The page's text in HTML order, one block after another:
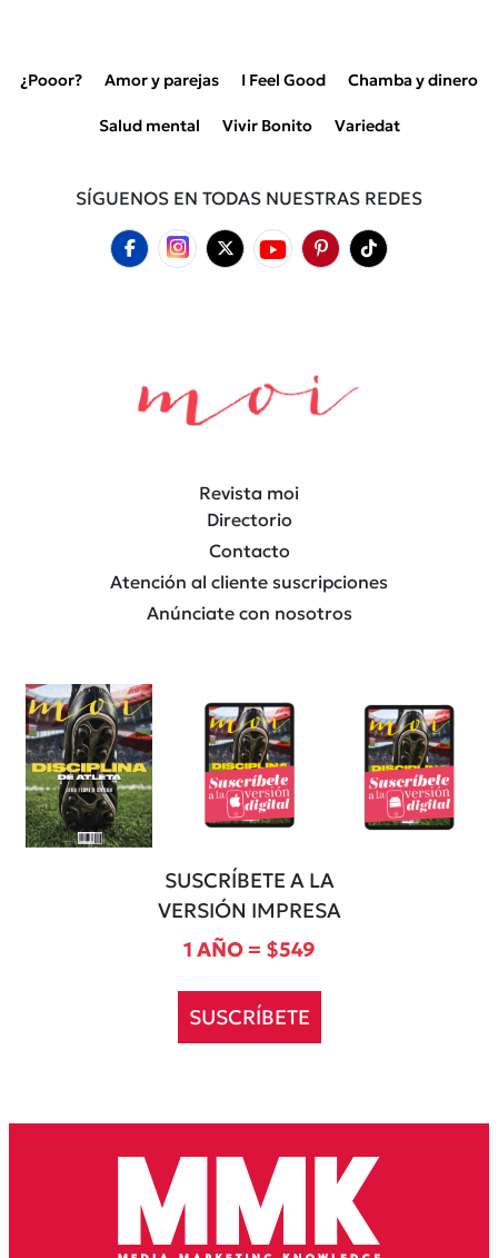
¿Pooor? Amor y parejas I Feel Good Chamba y dinero
Salud mental Vivir Bonito Variedat
SÍGUENOS EN TODAS NUESTRAS REDES
Revista moi
Directorio
Contacto
Atención al cliente suscripciones
Anúnciate con nosotros
SUSCRÍBETE A LA
VERSIÓN IMPRESA
1 AÑO = $549
SUSCRÍBETE